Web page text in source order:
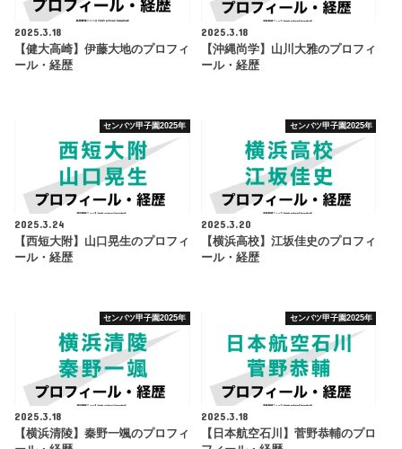
2025.3.18
【健大高崎】伊藤大地のプロフィ
ール・経歴
2025.3.18
【沖縄尚学】山川大雅のプロフィ
ール・経歴
センバツ甲子園2025年
2025.3.24
【西短大附】山口晃生のプロフィ
ール・経歴
センバツ甲子園2025年
2025.3.20
【横浜高校】江坂佳史のプロフィ
ール・経歴
センバツ甲子園2025年
2025.3.18
【横浜清陵】秦野一颯のプロフィ
センバツ甲子園2025年
2025.3.18
【日本航空石川】菅野恭輔のプロ